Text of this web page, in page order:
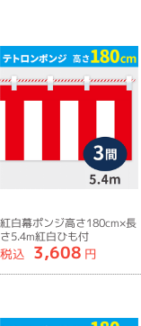
紅白幕ポンジ高さ180cm×長
さ5.4m紅白ひも付
税込 3,608 円